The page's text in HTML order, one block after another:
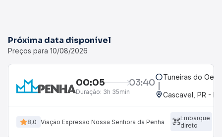
Próxima data disponível
Preços para 10/08/2026
00:05 03:40
Duração: 3h 35min
Tuneiras do
Cascavel, PR -
8,0 Viação Expresso Nossa Senhora da Penha
Embarque
direto